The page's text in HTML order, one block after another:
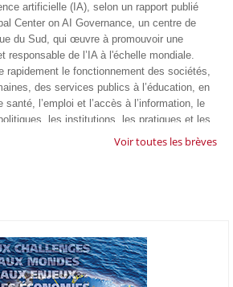
artificielle (IA), selon un rapport publié
Center on AI Governance, un centre de
du Sud, qui œuvre à promouvoir une
responsable de l’IA à l'échelle mondiale.
rapidement le fonctionnement des sociétés,
des services publics à l’éducation, en
l’emploi et l’accès à l’information, le
les institutions, les pratiques et les
gouvernance qui favorisent un déploiement
au Ghana. L'annonce a été faite
premier Google Cloud Summit du groupe
indiqué avoir dépassé son objectif
Voir toutes les brèves